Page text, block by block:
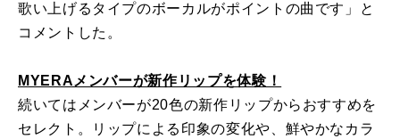
歌い上げるタイプのボーカルがポイントの曲です」と
コメントした。
MYERAメンバーが新作リップを体験！
続いてはメンバーが20色の新作リップからおすすめを
セレクト。リップによる印象の変化や、鮮やかなカラ